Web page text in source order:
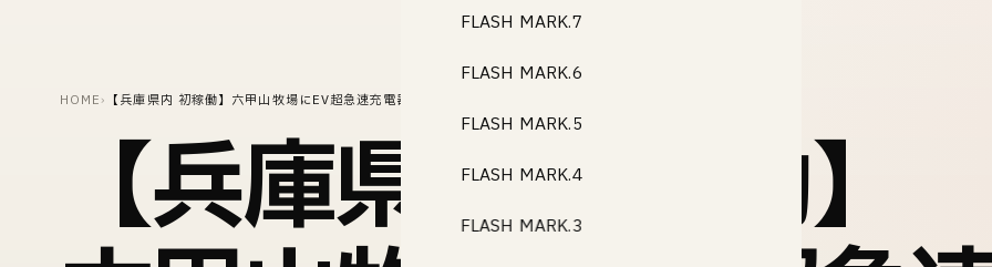
FLASH MARK.7
FLASH MARK.6
FLASH MARK.5
FLASH MARK.4
FLASH MARK.3
HOME› 【兵庫県内 初稼働】六甲山牧場にEV超急速充電器「FLASH」を設置・稼働開始
【兵庫県内 初稼働】